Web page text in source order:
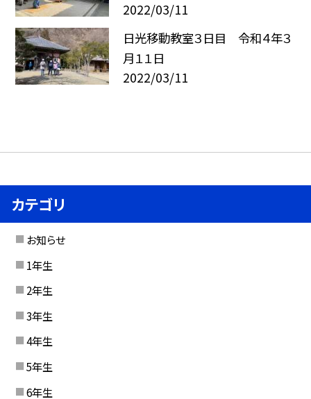
2022/03/11
日光移動教室３日目 令和４年３
月１１日
2022/03/11
カテゴリ
お知らせ
1年生
2年生
3年生
4年生
5年生
6年生